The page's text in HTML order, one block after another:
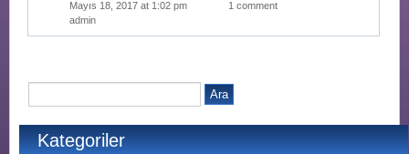
Mayıs 18, 2017 at 1:02 pm
1 comment
admin
Kategoriler